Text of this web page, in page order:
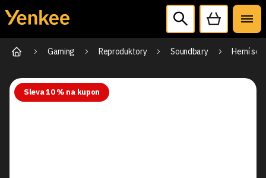
Gaming Reproduktory Soundbary Herní
Sleva 10 % na kupon